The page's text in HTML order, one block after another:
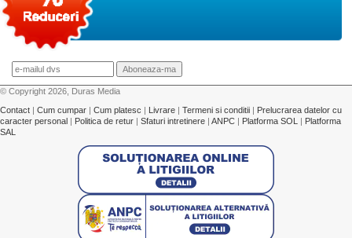
© Copyright 2026, Duras Media
Contact | Cum cumpar | Cum platesc | Livrare | Termeni si conditii | Prelucrarea datelor cu
caracter personal | Politica de retur | Sfaturi intretinere | ANPC | Platforma SOL | Platforma
SAL